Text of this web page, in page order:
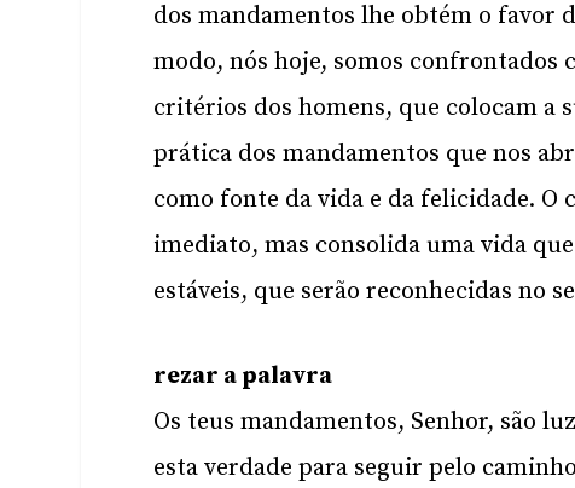
dos mandamentos lhe obtém o favor
modo, nós hoje, somos confrontados
critérios dos homens, que colocam a
prática dos mandamentos que nos
como fonte da vida e da felicidade. O
imediato, mas consolida uma vida
estáveis, que serão reconhecidas no
rezar a palavra
Os teus mandamentos, Senhor, são
esta verdade para seguir pelo